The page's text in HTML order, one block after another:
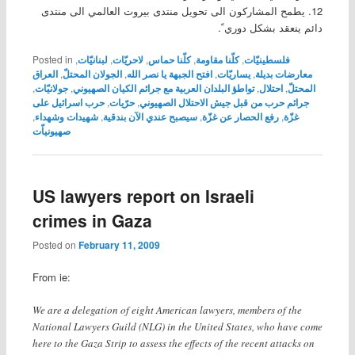
12. يطمح المشاركون الى تحويل منتدى بيروت العالمي الى منتدى
دائم ينعقد بشكل دوري ً.
Posted in فلسطينيّات,كلّنا مقاومة,كلّنا حماس,لاحريّات, لبنانيّات,
معارضات بديلة,يساريّات,افتح الجبهة يا نصر الله,الجولان المحتلّ,العراق
المحتلّ,احتلال,تواطؤ البلدان العربية مع جرائم الكيان الصهيوني,جولانيّات,
جرائم حرب من قبل جيش الاحتلال الصهيوني,حرّيات,حرب اسرائيل على
غزّة,رفع الحصار عن غزّة,سيصبح عندي الآن بندقية,شهيدات وشهداء,
صهيونياّت
US lawyers report on Israeli
crimes in Gaza
Posted on February 11, 2009
From ie:
We are a delegation of eight American lawyers, members of the
National Lawyers Guild (NLG) in the United States, who have come
here to the Gaza Strip to assess the effects of the recent attacks on